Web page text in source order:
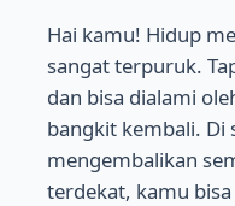
Hai kamu! Hidup
sangat terpuruk.
dan bisa dialami
bangkit kembali. Di
mengembalikan
terdekat, kamu